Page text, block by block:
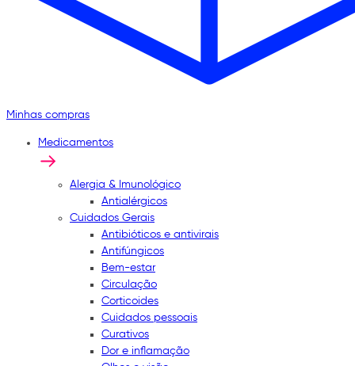
Minhas compras
Medicamentos
Alergia & Imunológico
Antialérgicos
Cuidados Gerais
Antibióticos e antivirais
Antifúngicos
Bem-estar
Circulação
Corticoides
Cuidados pessoais
Curativos
Dor e inflamação